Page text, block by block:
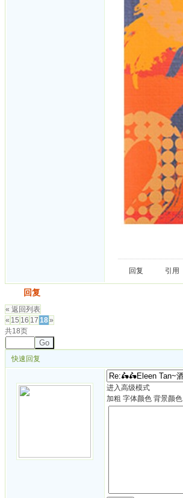
回复 引用
回复
« 返回列表
« 15 16 17 18»
共18页
Go
快速回复
进入高级模式
加粗 字体颜色 背景颜色